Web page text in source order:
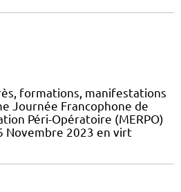
formations, manifestations
Journée Francophone de
Péri-Opératoire (MERPO)
Novembre 2023 en virt